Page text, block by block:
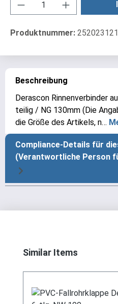
Produktnummer:
Beschreibung
Derascon Rinnenverbinder
teilig / NG 130mm (Die
die Größe des Artikels, n…
Compliance-Details für
(Verantwortliche Person
Produktgalerie überspringen
Similar Items